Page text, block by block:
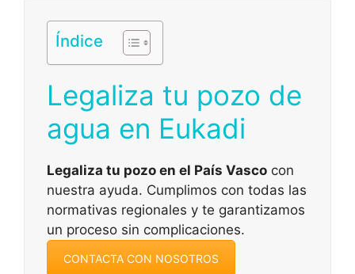
Índice
Legaliza tu pozo de
agua en Eukadi
Legaliza tu pozo en el País Vasco con
nuestra ayuda. Cumplimos con todas las
normativas regionales y te garantizamos
un proceso sin complicaciones.
CONTACTA CON NOSOTROS